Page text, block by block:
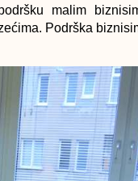
malim
Podrška